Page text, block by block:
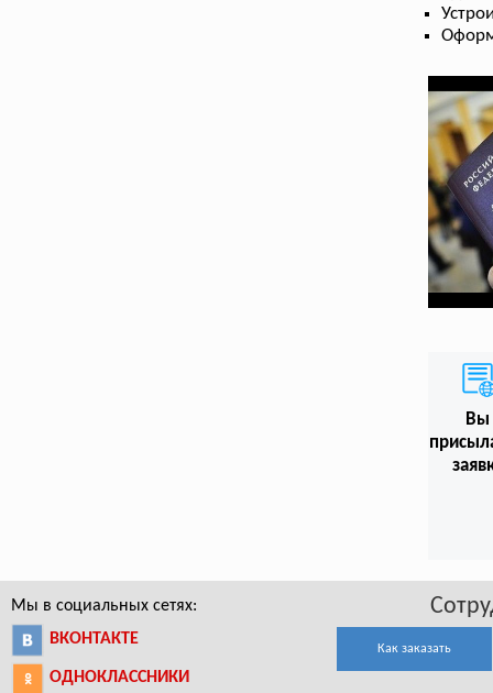
Вы
Мы в социальных сетях:
ВКОНТАКТЕ
ОДНОКЛАССНИКИ
Как заказать